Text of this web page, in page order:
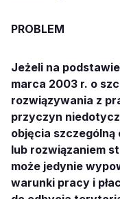
PROBLEM
Jeżeli na
marca 2003 r. o
rozwiązywania z
przyczyn
objęcia
lub rozwiązaniem
może jedynie
warunki pracy i